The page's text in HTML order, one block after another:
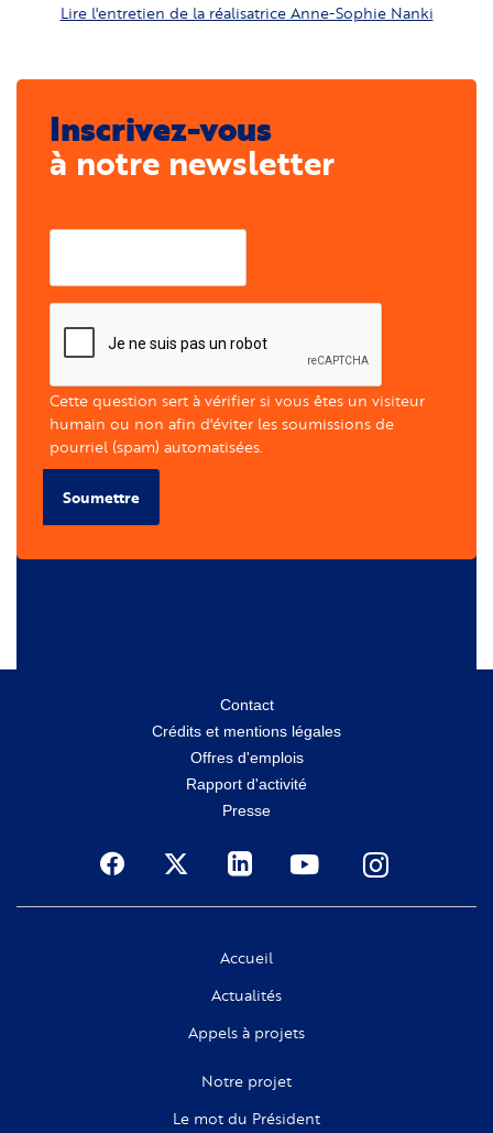
Lire l'entretien de la réalisatrice Anne-Sophie Nanki
Inscrivez-vous
à notre newsletter
Cette question sert à vérifier si vous êtes un visiteur
humain ou non afin d'éviter les soumissions de
pourriel (spam) automatisées.
Soumettre
Contact
Crédits et mentions légales
Offres d'emplois
Rapport d'activité
Presse
Social
Accueil
Actualités
Appels à projets
Notre projet
Le mot du Président